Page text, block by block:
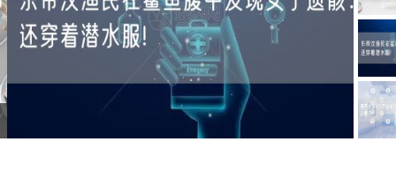
东帝汶渔民在鲨鱼腹中发现女子遗骸：还穿着潜水服!